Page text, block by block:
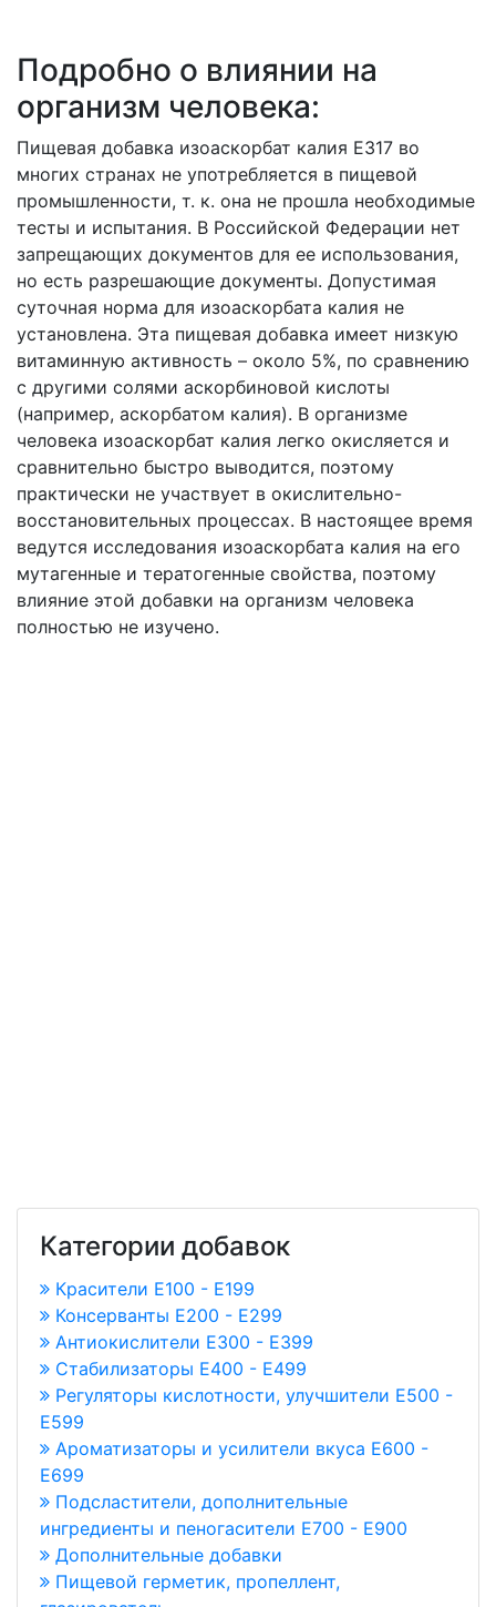
Подробно о влиянии на
организм человека:
Пищевая добавка изоаскорбат калия E317 во
многих странах не употребляется в пищевой
промышленности, т. к. она не прошла необходимые
тесты и испытания. В Российской Федерации нет
запрещающих документов для ее использования,
но есть разрешающие документы. Допустимая
суточная норма для изоаскорбата калия не
установлена. Эта пищевая добавка имеет низкую
витаминную активность – около 5%, по сравнению
с другими солями аскорбиновой кислоты
(например, аскорбатом калия). В организме
человека изоаскорбат калия легко окисляется и
сравнительно быстро выводится, поэтому
практически не участвует в окислительно-
восстановительных процессах. В настоящее время
ведутся исследования изоаскорбата калия на его
мутагенные и тератогенные свойства, поэтому
влияние этой добавки на организм человека
полностью не изучено.
Категории добавок
Красители E100 - E199
Консерванты Е200 - Е299
Антиокислители Е300 - Е399
Стабилизаторы Е400 - Е499
Регуляторы кислотности, улучшители Е500 -
Е599
Ароматизаторы и усилители вкуса Е600 -
Е699
Подсластители, дополнительные
ингредиенты и пеногасители Е700 - Е900
Дополнительные добавки
Пищевой герметик, пропеллент,